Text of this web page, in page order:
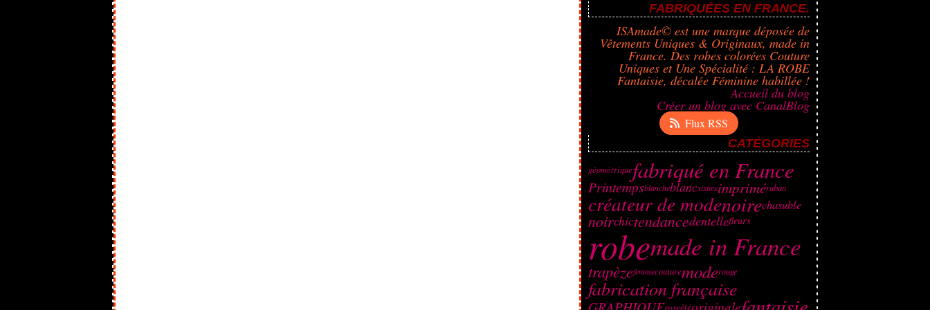
FABRIQUÉES EN FRANCE.
ISAmade© est une marque déposée de
Vêtements Uniques & Originaux, made in
France. Des robes colorées Couture
Uniques et Une Spécialité : LA ROBE
Fantaisie, décalée Féminine habillée !
Accueil du blog
Créer un blog avec CanalBlog
Flux RSS
CATÉGORIES
géométriquefabriqué en France
Printempsblancheblancsixtiesimpriméruban
créateur de modenoirechasuble
noirchictendancedentellefleurs
robemade in France
trapèzefemmecouturemoderouge
fabrication française
GRAPHIQUEroseétéoriginale